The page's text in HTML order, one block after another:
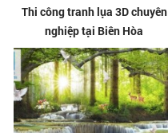
Thi công tranh lụa 3D chuyên
nghiệp tại Biên Hòa